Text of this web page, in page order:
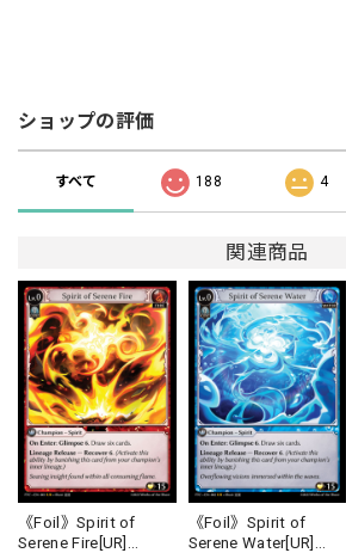
ショップの評価
すべて 188 4
関連商品
《Foil》Spirit of
Serene Fire[UR]
《Foil》Spirit of
Serene Water[UR]